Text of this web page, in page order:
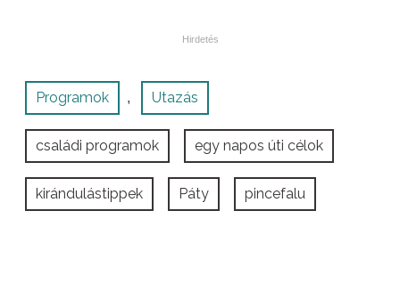
Programok , Utazás
családi programok egy napos úti célok
kirándulástippek Páty pincefalu